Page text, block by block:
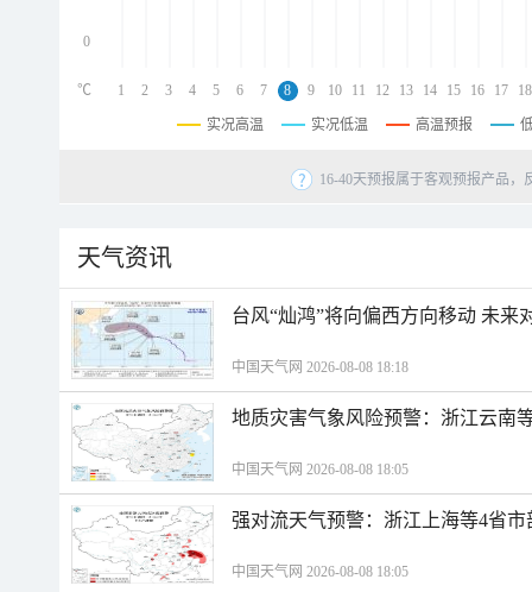
0
1 2 3 4 5 6 7 8 9 10 11 12 13 14 15 16 17 18
℃
实况高温 实况低温 高温预报
16-40天预报属于客观预报产品
天气资讯
台风“灿鸿”将向偏西方向移动 未来
中国天气网 2026-08-08 18:18
地质灾害气象风险预警：浙江云南
中国天气网 2026-08-08 18:05
强对流天气预警：浙江上海等4省
中国天气网 2026-08-08 18:05